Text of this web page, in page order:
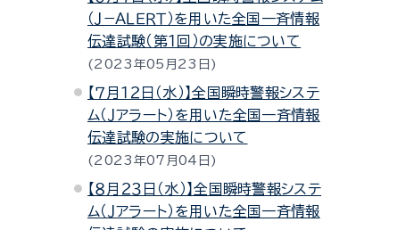
（Ｊ−ＡＬＥＲＴ）を用いた全国一斉情報
伝達試験（第１回）の実施について
2023年05月23日
【７月１２日（水）】全国瞬時警報システ
ム（Ｊアラート）を用いた全国一斉情報
伝達試験の実施について
2023年07月04日
【８月２３日（水）】全国瞬時警報システ
ム（Ｊアラート）を用いた全国一斉情報